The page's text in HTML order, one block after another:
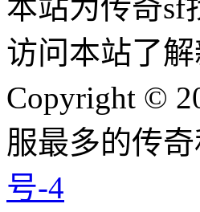
本站为传奇sf
访问本站了
Copyright ©
服最多的传
号-4